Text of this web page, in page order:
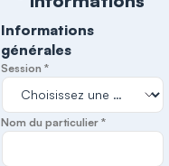
Informations
générales
Session *
Nom du particulier *